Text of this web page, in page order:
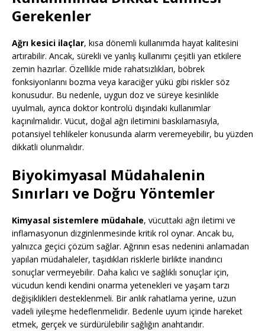
Gerekenler
Ağrı kesici ilaçlar, kısa dönemli kullanımda hayat kalitesini
artırabilir. Ancak, sürekli ve yanlış kullanımı çeşitli yan etkilere
zemin hazırlar. Özellikle mide rahatsızlıkları, böbrek
fonksiyonlarını bozma veya karaciğer yükü gibi riskler söz
konusudur. Bu nedenle, uygun doz ve süreye kesinlikle
uyulmalı, ayrıca doktor kontrolü dışındaki kullanımlar
kaçınılmalıdır. Vücut, doğal ağrı iletimini baskılamasıyla,
potansiyel tehlikeler konusunda alarm veremeyebilir, bu yüzden
dikkatli olunmalıdır.
Biyokimyasal Müdahalenin
Sınırları ve Doğru Yöntemler
Kimyasal sistemlere müdahale, vücuttaki ağrı iletimi ve
inflamasyonun dizginlenmesinde kritik rol oynar. Ancak bu,
yalnızca geçici çözüm sağlar. Ağrının esas nedenini anlamadan
yapılan müdahaleler, taşıdıkları risklerle birlikte inandırıcı
sonuçlar vermeyebilir. Daha kalıcı ve sağlıklı sonuçlar için,
vücudun kendi kendini onarma yetenekleri ve yaşam tarzı
değişiklikleri desteklenmeli. Bir anlık rahatlama yerine, uzun
vadeli iyileşme hedeflenmelidir. Bedenle uyum içinde hareket
etmek, gerçek ve sürdürülebilir sağlığın anahtarıdır.